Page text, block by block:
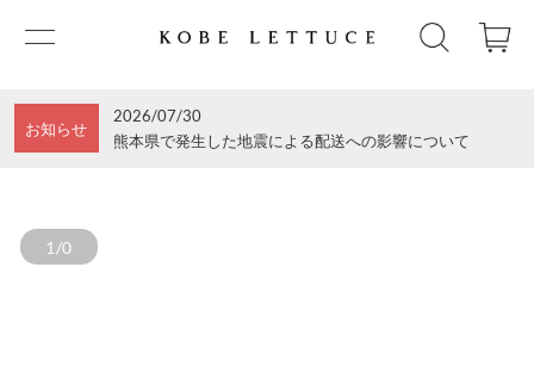
お知らせ
2026/07/30
熊本県で発生した地震による配送への影響について
1/0